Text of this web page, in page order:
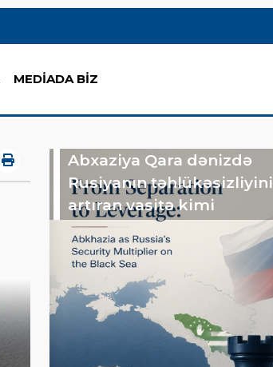
MEDİADA BİZ
Abxaziya Qara dənizdə
Rusiyanın təhlükəsizliyini
artıran vasitə kimi